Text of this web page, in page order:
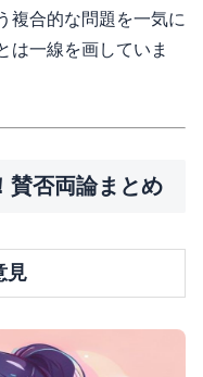
複合的な問題を一気に
は一線を画していま
否両論まとめ
見